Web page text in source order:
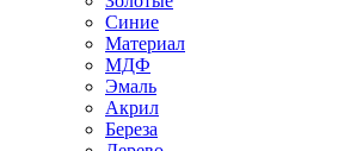
Синие
Материал
МДФ
Эмаль
Акрил
Береза